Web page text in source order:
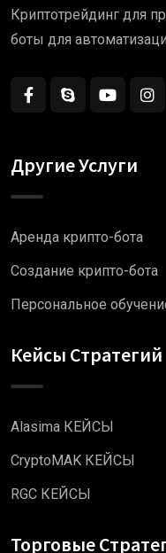
Криптотрейдинг для
боты для
Другие Услуги
Аренда крипто-бота
Создание крипто-бота
Персональное
Кейсы Стратегий
Alasima КЕЙСЫ
CryptoMAK КЕЙСЫ
RGC КЕЙСЫ
Торговые